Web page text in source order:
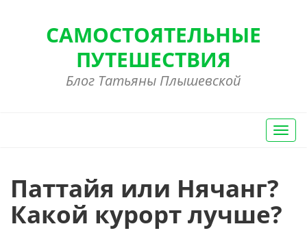
САМОСТОЯТЕЛЬНЫЕ
ПУТЕШЕСТВИЯ
Блог Татьяны Плышевской
Вкл/
Паттайя или Нячанг?
Какой курорт лучше?